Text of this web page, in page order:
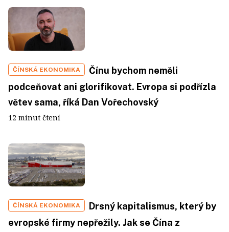
ČÍNSKÁ EKONOMIKA
Čínu bychom neměli
podceňovat ani glorifikovat. Evropa si podřízla
větev sama, říká Dan Vořechovský
12 minut čtení
ČÍNSKÁ EKONOMIKA
Drsný kapitalismus, který by
evropské firmy nepřežily. Jak se Čína z